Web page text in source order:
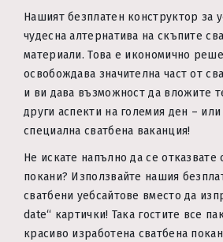
Нашият безплатен конструктор за
чудесна алтернатива на скъпите
материали. Това е икономично
освобождава значителна част от
и ви дава възможност да вложите
други аспекти на големия ден –
специална сватбена ваканция!
Не искате напълно да се отказвате
покани? Използвайте нашия
сватбени уебсайтове вместо да
date“ картички! Така гостите все
красиво изработена сватбена